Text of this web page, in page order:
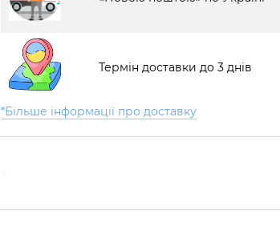
Термін доставки до 3 днів
*Більше інформації про доставку